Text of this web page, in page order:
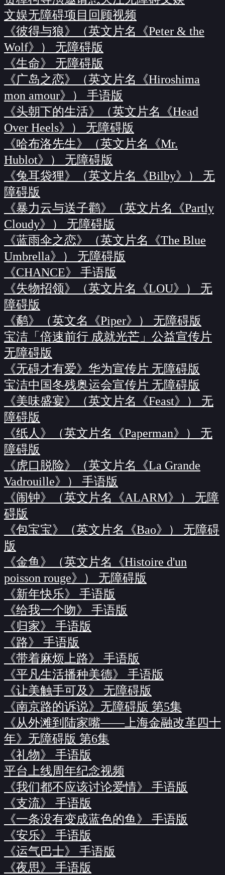
文娱无障碍项目回顾视频
《彼得与狼》（英文片名《Peter & the
Wolf》） 无障碍版
《生命》 无障碍版
《广岛之恋》（英文片名《Hiroshima
mon amour》） 手语版
《头朝下的生活》（英文片名《Head
Over Heels》） 无障碍版
《哈布洛先生》（英文片名《Mr.
Hublot》） 无障碍版
《兔耳袋狸》（英文片名《Bilby》） 无
障碍版
《暴力云与送子鹳》（英文片名《Partly
Cloudy》） 无障碍版
《蓝雨伞之恋》（英文片名《The Blue
Umbrella》） 无障碍版
《CHANCE》 手语版
《失物招领》（英文片名《LOU》） 无
障碍版
《鹬》（英文名《Piper》） 无障碍版
宝洁「倍速前行 成就光芒」公益宣传片
无障碍版
《无碍才有爱》华为宣传片 无障碍版
宝洁中国冬残奥运会宣传片 无障碍版
《美味盛宴》（英文片名《Feast》） 无
障碍版
《纸人》（英文片名《Paperman》） 无
障碍版
《虎口脱险》（英文片名《La Grande
Vadrouille》） 手语版
《闹钟》（英文片名《ALARM》） 无障
碍版
《包宝宝》（英文片名《Bao》） 无障碍
版
《金鱼》（英文片名《Histoire d'un
poisson rouge》） 无障碍版
《新年快乐》 手语版
《给我一个吻》 手语版
《归家》 手语版
《路》 手语版
《带着麻烦上路》 手语版
《平凡生活播种美德》 手语版
《让美触手可及》 无障碍版
《南京路的诉说》无障碍版 第5集
《从外滩到陆家嘴——上海金融改革四十
年》无障碍版 第6集
《礼物》 手语版
平台上线周年纪念视频
《我们都不应该讨论爱情》 手语版
《支流》 手语版
《一条没有变成蓝色的鱼》 手语版
《安乐》 手语版
《运气巴士》 手语版
《夜思》 手语版